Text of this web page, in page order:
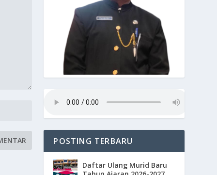
POSTING TERBARU
Daftar Ulang Murid Baru